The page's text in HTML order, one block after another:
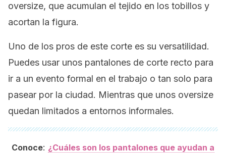
oversize, que acumulan el tejido en los tobillos y
acortan la figura.
Uno de los pros de este corte es su versatilidad.
Puedes usar unos pantalones de corte recto para
ir a un evento formal en el trabajo o tan solo para
pasear por la ciudad. Mientras que unos oversize
quedan limitados a entornos informales.
Conoce: ¿Cuáles son los pantalones que ayudan a